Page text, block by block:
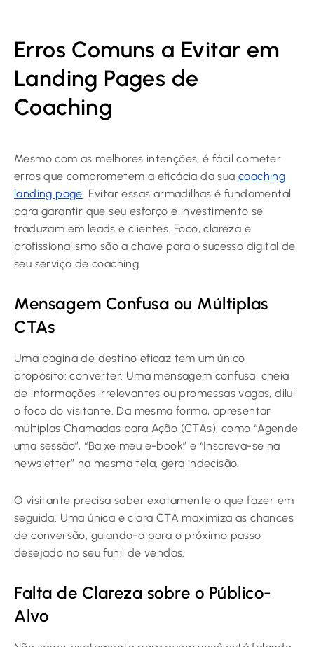
Erros Comuns a Evitar em
Landing Pages de
Coaching
Mesmo com as melhores intenções, é fácil cometer
erros que comprometem a eficácia da sua coaching
landing page. Evitar essas armadilhas é fundamental
para garantir que seu esforço e investimento se
traduzam em leads e clientes. Foco, clareza e
profissionalismo são a chave para o sucesso digital de
seu serviço de coaching.
Mensagem Confusa ou Múltiplas
CTAs
Uma página de destino eficaz tem um único
propósito: converter. Uma mensagem confusa, cheia
de informações irrelevantes ou promessas vagas, dilui
o foco do visitante. Da mesma forma, apresentar
múltiplas Chamadas para Ação (CTAs), como “Agende
uma sessão”, “Baixe meu e-book” e “Inscreva-se na
newsletter” na mesma tela, gera indecisão.
O visitante precisa saber exatamente o que fazer em
seguida. Uma única e clara CTA maximiza as chances
de conversão, guiando-o para o próximo passo
desejado no seu funil de vendas.
Falta de Clareza sobre o Público-
Alvo